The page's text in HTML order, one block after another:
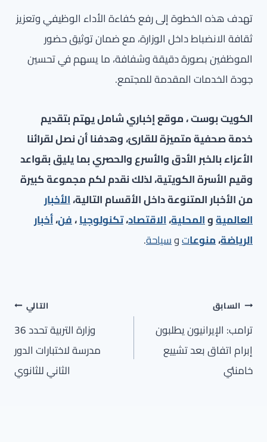
تهدف هذه الخطوة إلى رفع كفاءة الأداء الوظيفي وتعزيز
ثقافة الانضباط داخل الوزارة، مع ضمان توثيق حضور
الموظفين بصورة دقيقة وشفافة، ما يسهم في تحسين
جودة الخدمات المقدمة للمجتمع.
الكويت بوست ، موقع إخباري شامل يهتم بتقديم
خدمة صحفية متميزة للقارئ، وهدفنا أن نصل لقرائنا
الأعزاء بالخبر الأدق والأسرع والحصري بما يليق بقواعد
وقيم الأسرة الكويتية، لذلك نقدم لكم مجموعة كبيرة
من الأخبار المتنوعة داخل الأقسام التالية،الأخبار
العالميةوالمحلية،الاقتصاد،تكنولوجيا،فن،أخبار
الرياضة،منوعاتوسياحة.
تصفّح
المقالات
السابق
ترامب: الإيرانيون يطلبون
إبرام اتفاق بعد تشييع
خامنئي
التالي
وزارة التربية تحدد 36
مدرسة لاختبارات الدور
الثاني للثانوي